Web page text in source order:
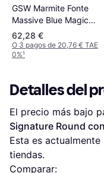
GSW Marmite Fonte
Massive Blue Magic
20 cm Ronde
Induction Bleu con
tapa
62,28 €
O 3 pagos de 20,76 € TAE
0%¹
Detalles del
El precio más bajo
Signature Round
Esta es
tiendas.
Comparar: